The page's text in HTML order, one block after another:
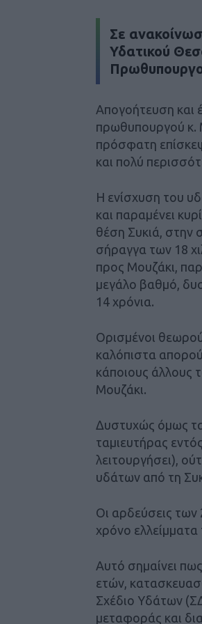
Σε
Υδατικού
Απογοήτευση και
πρωθυπουργού κ.
πρόσφατη
και πολύ
Η ενίσχυση του
και παραμένει
θέση Συκιά, στην
σήραγγα των 18
προς Μουζάκι,
μεγάλο βαθμό,
14 χρόνια.
Ορισμένοι
καλόπιστα
κάποιους άλλους
Μουζάκι.
Δυστυχώς όμως
ταμιευτήρας
λειτουργήσει),
υδάτων από τη
Οι αρδεύσεις
χρόνο
Αυτό σημαίνει
ετών,
Σχέδιο Υδάτων
μεταφοράς και